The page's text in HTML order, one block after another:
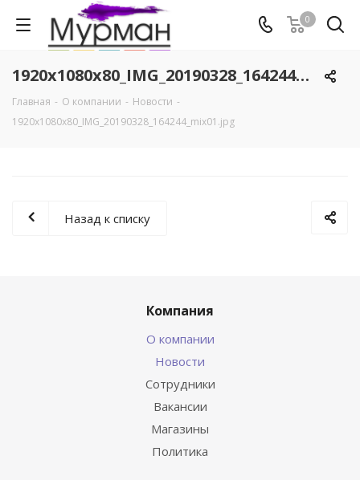
0
1920x1080x80_IMG_20190328_164244_mix01.jpg
Главная - О компании - Новости -
1920x1080x80_IMG_20190328_164244_mix01.jpg
Назад к списку
Компания
О компании
Новости
Сотрудники
Вакансии
Магазины
Политика